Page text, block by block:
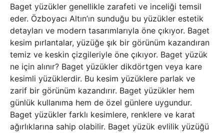
Baget yüzükler genellikle zarafeti ve inceliği temsil
eder. Özboyacı Altın’ın sunduğu bu yüzükler estetik
detayları ve modern tasarımlarıyla öne çıkıyor. Baget
kesim pırlantalar, yüzüğe şık bir görünüm kazandıran
temiz ve keskin çizgileriyle öne çıkıyor. Baget yüzük
ne için alınır? Baget yüzükler dikdörtgen veya kare
kesimli yüzüklerdir. Bu kesim yüzüklere parlak ve
zarif bir görünüm kazandırır. Baget yüzükler hem
günlük kullanıma hem de özel günlere uygundur.
Baget yüzükler farklı kesimlere, renklere ve karat
ağırlıklarına sahip olabilir. Baget yüzük evlilik yüzüğü